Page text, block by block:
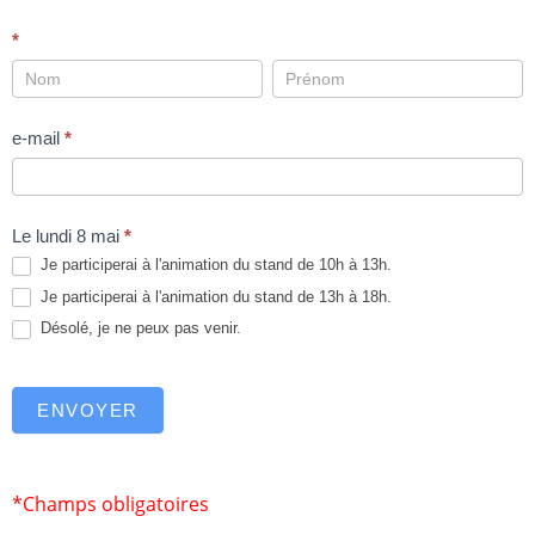
Inscription
fête
Rhubarbe
*
e-mail *
Le lundi 8 mai *
Je participerai à l'animation du stand de 10h à 13h.
Je participerai à l'animation du stand de 13h à 18h.
Désolé, je ne peux pas venir.
ENVOYER
*Champs obligatoires